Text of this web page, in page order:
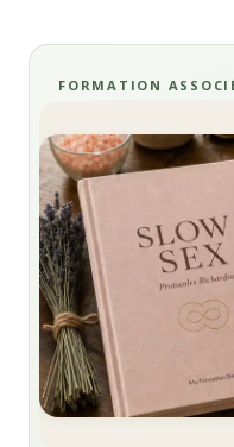
FORMATION